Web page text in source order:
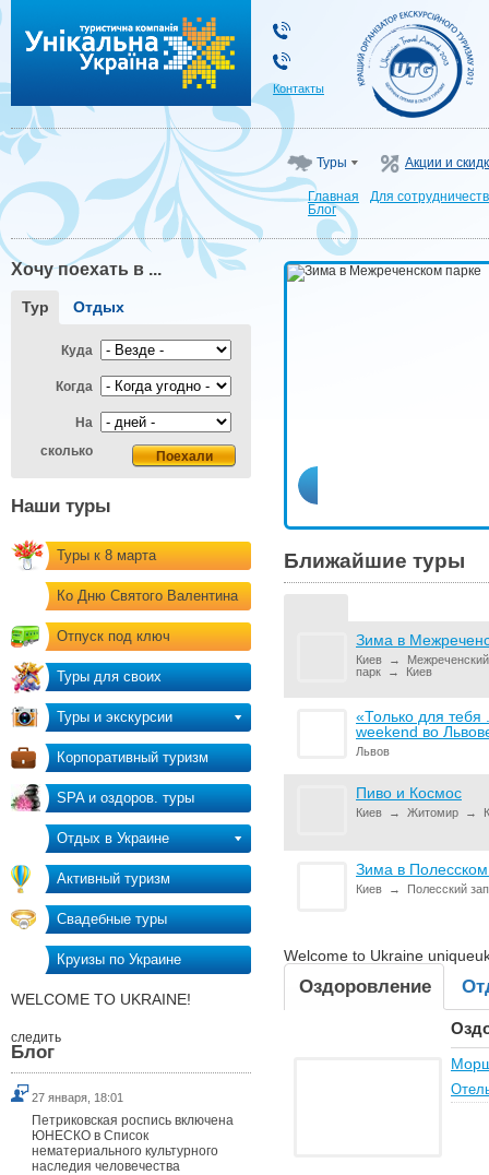
Контакты
Туры Акции и
Главная
Для
Блог
Хочу поехать в ...
Тур Отдых
Куда
Когда
На
сколько
Наши туры
Туры к 8 марта
Ко Дню Святого Валентина
Отпуск под ключ
Туры для своих
Туры и экскурсии
Корпоративный туризм
SPA и оздоров. туры
Отдых в Украине
Активный туризм
Свадебные туры
Круизы по Украине
WELCOME TO UKRAINE!
следить
Блог
27 января, 18:01
Петриковская роспись включена
ЮНЕСКО в Список
нематериального культурного
наследия человечества
Ближайшие туры
Зима в
Киев →
парк
→ Киев
«Только для тебя
weekend во
Львов
Пиво и Космос
Киев → Житомир →
Зима в
Киев → Полесский
Welcome to Ukraine
Оздоровление